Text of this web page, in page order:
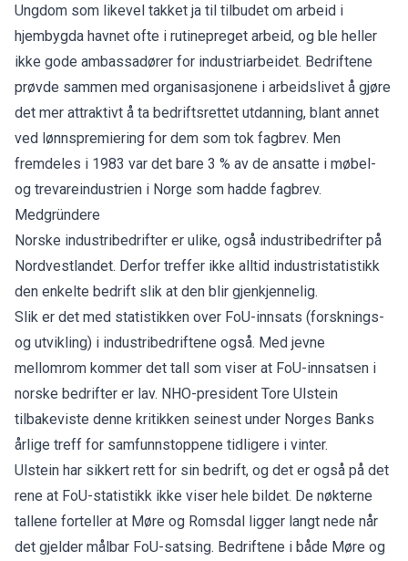
Ungdom som likevel takket ja til tilbudet om arbeid i
hjembygda havnet ofte i rutinepreget arbeid, og ble heller
ikke gode ambassadører for industriarbeidet. Bedriftene
prøvde sammen med organisasjonene i arbeidslivet å gjøre
det mer attraktivt å ta bedriftsrettet utdanning, blant annet
ved lønnspremiering for dem som tok fagbrev. Men
fremdeles i 1983 var det bare 3 % av de ansatte i møbel-
og trevareindustrien i Norge som hadde fagbrev.
Medgründere
Norske industribedrifter er ulike, også industribedrifter på
Nordvestlandet. Derfor treffer ikke alltid industristatistikk
den enkelte bedrift slik at den blir gjenkjennelig.
Slik er det med statistikken over FoU-innsats (forsknings-
og utvikling) i industribedriftene også. Med jevne
mellomrom kommer det tall som viser at FoU-innsatsen i
norske bedrifter er lav. NHO-president Tore Ulstein
tilbakeviste denne kritikken seinest under Norges Banks
årlige treff for samfunnstoppene tidligere i vinter.
Ulstein har sikkert rett for sin bedrift, og det er også på det
rene at FoU-statistikk ikke viser hele bildet. De nøkterne
tallene forteller at Møre og Romsdal ligger langt nede når
det gjelder målbar FoU-satsing. Bedriftene i både Møre og